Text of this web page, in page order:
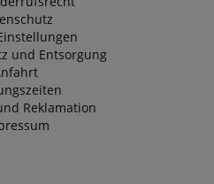
und Entsorgung
Reklamation